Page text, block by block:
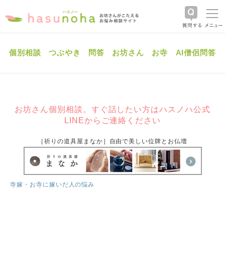
個別相談 つぶやき 問答 お坊さん お寺 AI僧侶問答
お坊さん個別相談。すぐ話したい方はハスノハ公式
LINEからご連絡ください
［祈りの道具屋まなか］自由で美しい位牌とお仏壇
寺嫁・お寺に嫁いだ人の悩み